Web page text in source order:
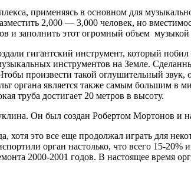
применяясь в основном для
2,000 — 3,000 человек, но
и заполнить этот огромный объем
гигантский инструмент, который
инструментов на Земле.
произвести такой оглушительный звук,
является также самым большим в
труба достигает 20 метров в высоту.
Он был создан Робертом Мортонов и
это все еще продолжал играть для
орган настолько, что всего 15-20%
2000-2001 годов. В настоящее время